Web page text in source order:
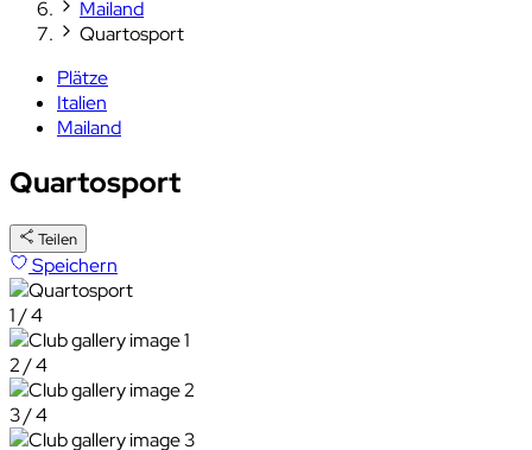
Mailand
Quartosport
Plätze
Italien
Mailand
Quartosport
Teilen
Speichern
1 / 4
2 / 4
3 / 4